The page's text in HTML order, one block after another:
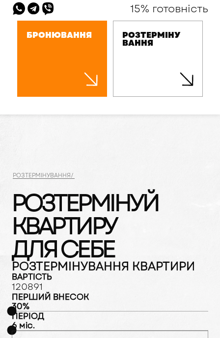
15% готовність
БРОНЮВАННЯ РОЗТЕРМІНУ
ВАННЯ
РОЗТЕРМІНУЙ
КВАРТИРУ
ДЛЯ СЕБЕ
РОЗТЕРМІНУВАННЯ/
РОЗТЕРМІНУВАННЯ КВАРТИРИ
ВАРТІСТЬ
120891
ПЕРШИЙ ВНЕСОК
30%
ПЕРІОД
6 міс.